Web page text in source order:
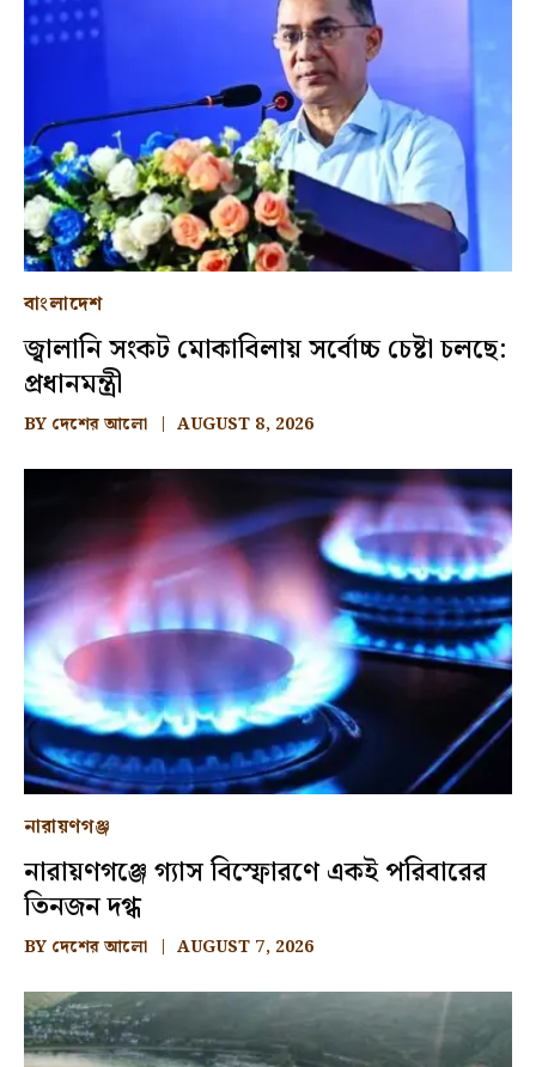
বাংলাদেশ
জ্বালানি সংকট মোকাবিলায় সর্বোচ্চ চেষ্টা চলছে:
প্রধানমন্ত্রী
BY দেশের আলো AUGUST 8, 2026
নারায়ণগঞ্জ
নারায়ণগঞ্জে গ্যাস বিস্ফোরণে একই পরিবারের
তিনজন দগ্ধ
BY দেশের আলো AUGUST 7, 2026